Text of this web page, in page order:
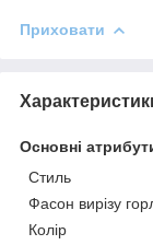
Приховати
Основні
Стиль
Фасон вирізу
Колір